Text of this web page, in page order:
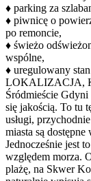
♦ parking za
♦ piwnicę o
po remoncie,
♦ świeżo
wspólne,
♦ uregulowany
LOKALIZACJA,
Śródmieście
się jakością. To tu
usługi,
miasta są dostępne
Jednocześnie jest
względem morza.
plażę, na Skwer